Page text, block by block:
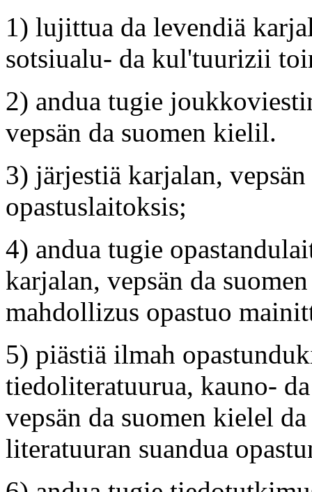
1) lujittua da levendiä
sotsiualu- da kul'tuurizii
2) andua tugie
vepsän da suomen kielil.
3) järjestiä karjalan,
opastuslaitoksis;
4) andua tugie
karjalan, vepsän da
mahdollizus opastuo
5) piästiä ilmah
tiedoliteratuurua, kauno-
vepsän da suomen kielel
literatuuran suandua